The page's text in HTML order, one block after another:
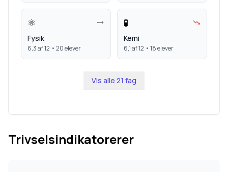
⚛️
Fysik
6,3af 12 • 20elever
🧪
Kemi
6,1af 12 • 18elever
Vis alle 21 fag
Trivselsindikatorerer